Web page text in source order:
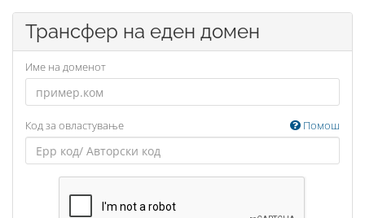
Трансфер на еден домен
Име на доменот
Код за овластување Помош